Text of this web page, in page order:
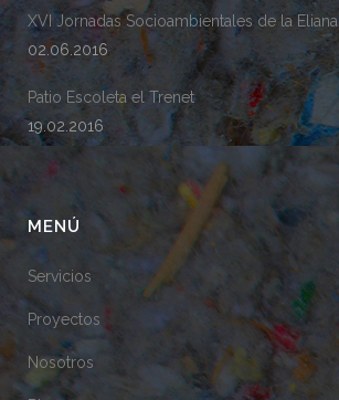
XVI Jornadas Socioambientales de la Eliana
02.06.2016
Patio Escoleta el Trenet
19.02.2016
MENÚ
Servicios
Proyectos
Nosotros